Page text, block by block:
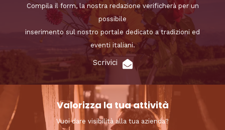
Compila il form, la nostra redazione verificherà per un
possibile
inserimento sul nostro portale dedicato a tradizioni ed
eventi italiani.
Scrivici
Valorizza la tua attività
Vuoi dare visibilità alla tua azienda?